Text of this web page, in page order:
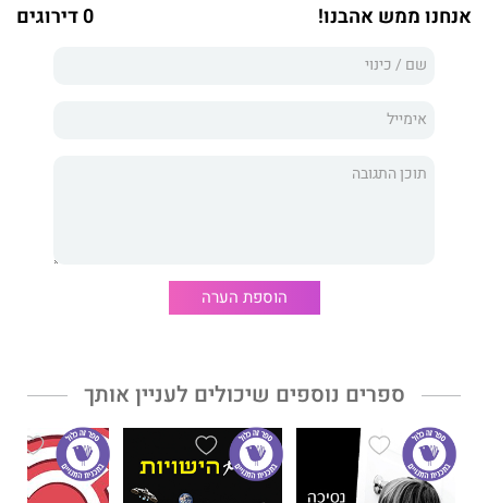
אנחנו ממש אהבנו! 0 דירוגים
הוספת הערה
ספרים נוספים שיכולים לעניין אותך